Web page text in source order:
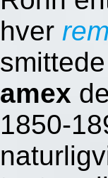
hver
amex
1850-